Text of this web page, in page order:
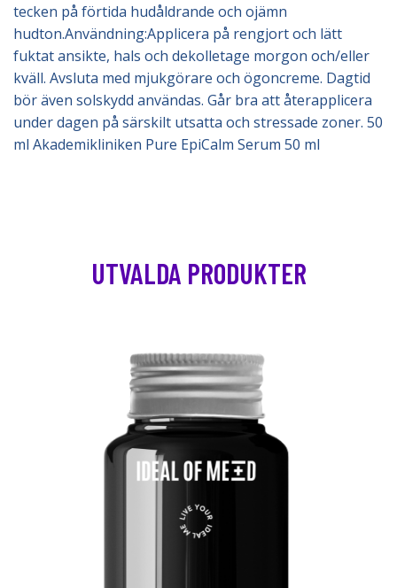
tecken på förtida hudåldrande och ojämn
hudton.Användning:Applicera på rengjort och lätt
fuktat ansikte, hals och dekolletage morgon och/eller
kväll. Avsluta med mjukgörare och ögoncreme. Dagtid
bör även solskydd användas. Går bra att återapplicera
under dagen på särskilt utsatta och stressade zoner. 50
ml Akademikliniken Pure EpiCalm Serum 50 ml
UTVALDA PRODUKTER